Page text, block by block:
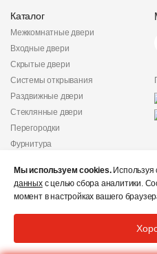
Каталог
Межкомнатные двери
Входные двери
Скрытые двери
Системы открывания
Раздвижные двери
Стеклянные двери
Перегородки
Фурнитура
Мы используем cookies.Используя
данныхс целью сбора аналитики.
момент в настройках вашего